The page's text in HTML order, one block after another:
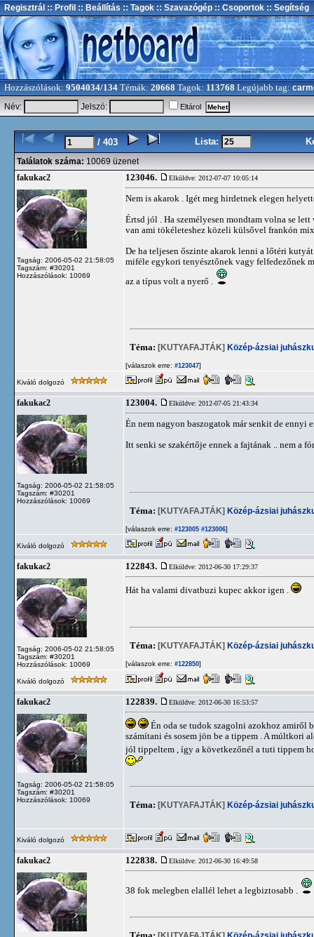
Regisztrál :: Profil :: Beállítás :: Tagok :: Szavazógép :: Csoportok :: Segítség
Hozzászólások: 9504034/134 Témák: 20668 Tagok: 113768 Legújabb tag:
Név:
Jelszó: Eltárol
/ 403 Lista:
Találatok száma: 10069 üzenet
fakukac2
Tagság: 2006-05-02 21:58:05
Tagszám: #30201
Hozzászólások: 10069
123046. Elküldve: 2012-07-07 10:05:14
Nem is akarok . Igét meg hirdetnek elegen
Értsd jól . Ha személyesen mondtam volna se
van ami tökéleteshez közeli külsővel frankón
De ha teljesen őszinte akarok lenni a lőtéri
miféle egykori tenyésztőnek vagy felfedezőnek
az a típus volt a nyerő .
Téma: [KUTYAFAJTÁK] Közép-ázsiai
[válaszok erre: #123047]
Kiváló dolgozó
fakukac2
Tagság: 2006-05-02 21:58:05
Tagszám: #30201
Hozzászólások: 10069
123004. Elküldve: 2012-07-05 21:43:34
Én nem nagyon baszogatok már senkit de ennyi
Itt senki se szakértője ennek a fajtának .. nem a
Téma: [KUTYAFAJTÁK] Közép-ázsiai
[válaszok erre: #123005 #123006]
Kiváló dolgozó
fakukac2
Tagság: 2006-05-02 21:58:05
Tagszám: #30201
Hozzászólások: 10069
122843. Elküldve: 2012-06-30 17:29:37
Hát ha valami divatbuzi kupec akkor igen .
Téma: [KUTYAFAJTÁK] Közép-ázsiai
[válaszok erre: #122850]
Kiváló dolgozó
fakukac2
Tagság: 2006-05-02 21:58:05
Tagszám: #30201
Hozzászólások: 10069
122839. Elküldve: 2012-06-30 16:53:57
Én oda se tudok szagolni azokhoz amiről
számítani és sosem jön be a tippem . A múltkori
jól tippeltem , így a következőnél a tuti tippem
Téma: [KUTYAFAJTÁK] Közép-ázsiai
Kiváló dolgozó
fakukac2 122838. Elküldve: 2012-06-30 16:49:58
38 fok melegben elallél lehet a legbiztosabb .